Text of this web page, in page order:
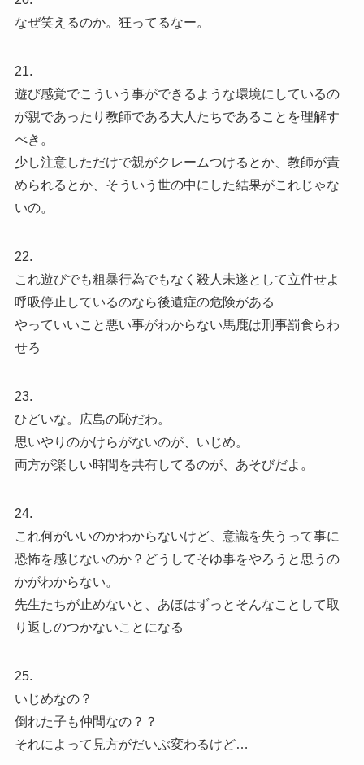
なぜ笑えるのか。狂ってるなー。
21.
遊び感覚でこういう事ができるような環境にしているの
が親であったり教師である大人たちであることを理解す
べき。
少し注意しただけで親がクレームつけるとか、教師が責
められるとか、そういう世の中にした結果がこれじゃな
いの。
22.
これ遊びでも粗暴行為でもなく殺人未遂として立件せよ
呼吸停止しているのなら後遺症の危険がある
やっていいこと悪い事がわからない馬鹿は刑事罰食らわ
せろ
23.
ひどいな。広島の恥だわ。
思いやりのかけらがないのが、いじめ。
両方が楽しい時間を共有してるのが、あそびだよ。
24.
これ何がいいのかわからないけど、意識を失うって事に
恐怖を感じないのか？どうしてそゆ事をやろうと思うの
かがわからない。
先生たちが止めないと、あほはずっとそんなことして取
り返しのつかないことになる
25.
いじめなの？
倒れた子も仲間なの？？
それによって見方がだいぶ変わるけど…